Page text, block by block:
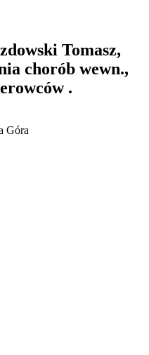
Tomasz,
chorób wewn.,
.
Góra